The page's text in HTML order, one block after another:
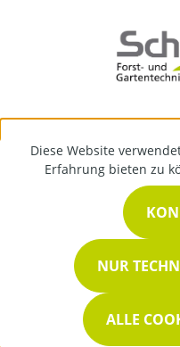
Diese Website
Erfahrung bieten zu
NUR
ALLE